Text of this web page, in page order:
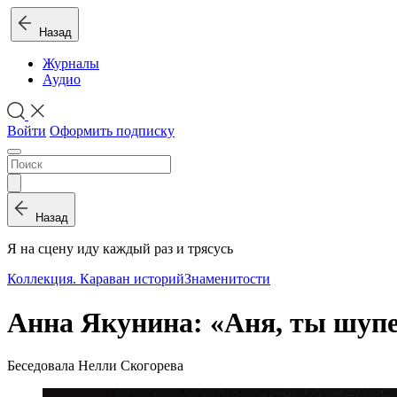
Назад
Журналы
Аудио
Войти Оформить подписку
Назад
Я на сцену иду каждый раз и трясусь
Коллекция. Караван историйЗнаменитости
Анна Якунина: «Аня, ты
Беседовала Нелли Скогорева